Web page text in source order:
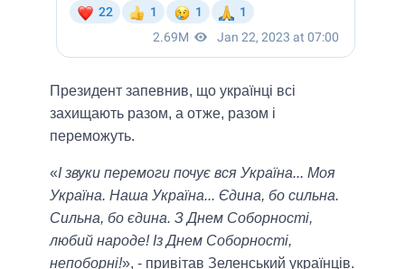
Президент запевнив, що українці всі
захищають разом, а отже, разом і
переможуть.
«І звуки перемоги почує вся Україна... Моя
Україна. Наша Україна... Єдина, бо сильна.
Сильна, бо єдина. З Днем Соборності,
любий народе! Із Днем Соборності,
непоборні!», - привітав Зеленський українців.